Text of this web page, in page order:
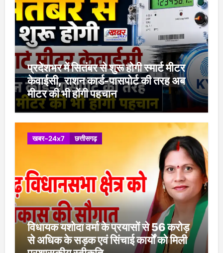
प्रदेशभर में सितंबर से शुरू होगी स्मार्ट मीटर
केवाईसी, राशन कार्ड-पासपोर्ट की तरह अब
मीटर की भी होंगी पहचान
खबर-24x7 छत्तीसगढ़
विधायक यशोदा वर्मा के प्रयासों से 56 करोड़
से अधिक के सड़क एवं सिंचाई कार्यों को मिली